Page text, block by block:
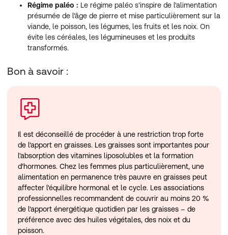
Régime paléo : Le régime paléo s'inspire de l'alimentation
présumée de l'âge de pierre et mise particulièrement sur la
viande, le poisson, les légumes, les fruits et les noix. On
évite les céréales, les légumineuses et les produits
transformés.
Bon à savoir :
Il est déconseillé de procéder à une restriction trop forte
de l'apport en graisses. Les graisses sont importantes pour
l'absorption des vitamines liposolubles et la formation
d'hormones. Chez les femmes plus particulièrement, une
alimentation en permanence très pauvre en graisses peut
affecter l'équilibre hormonal et le cycle. Les associations
professionnelles recommandent de couvrir au moins 20 %
de l'apport énergétique quotidien par les graisses – de
préférence avec des huiles végétales, des noix et du
poisson.